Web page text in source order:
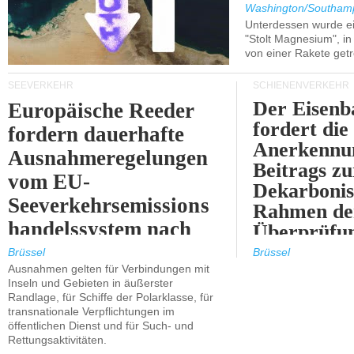
Washington/
Unterdessen wurde
"Stolt Magnesium",
von einer Rakete
SEEVERKEHR
Europäische Reeder
fordern dauerhafte
Ausnahmeregelungen
vom EU-
Seeverkehrsemissions
handelssystem nach
2030.
Brüssel
Ausnahmen gelten für Verbindungen mit
Inseln und Gebieten in äußerster
Randlage, für Schiffe der Polarklasse, für
transnationale Verpflichtungen im
öffentlichen Dienst und für Such- und
Rettungsaktivitäten.
SCHIENENVERKEHR
Der
fordert die
Beitrags
Rahmen
ETS.
Brüssel